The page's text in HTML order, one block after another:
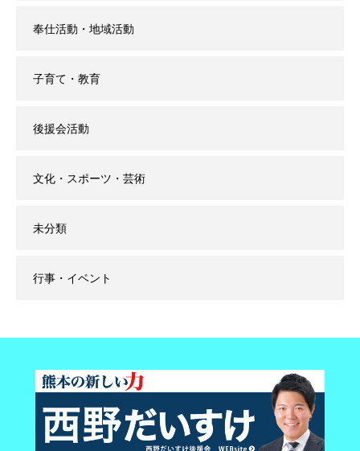
奉仕活動・地域活動
子育て・教育
後援会活動
文化・スポーツ・芸術
未分類
行事・イベント